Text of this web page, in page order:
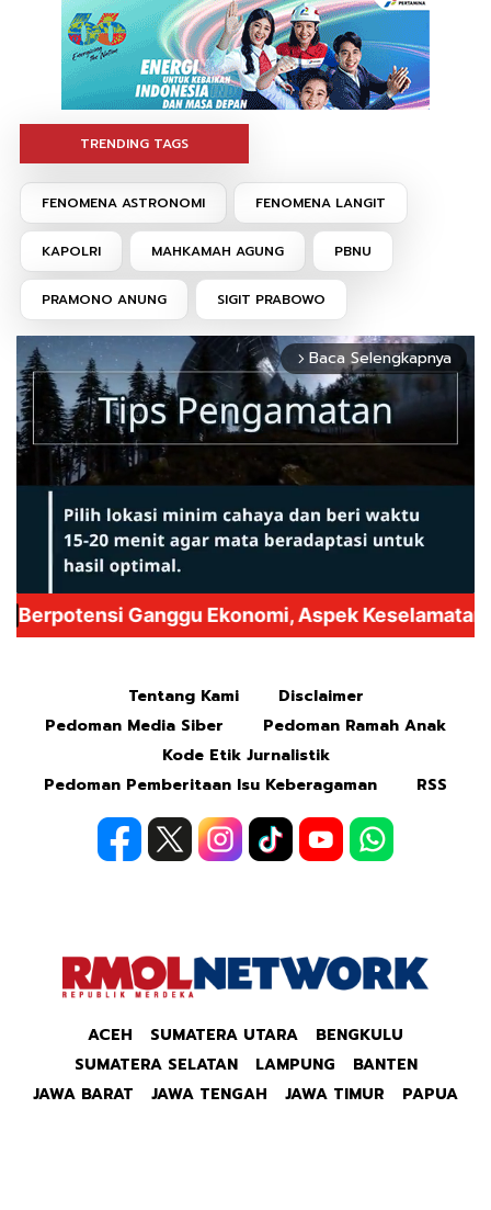
TRENDING TAGS
FENOMENA ASTRONOMI FENOMENA LANGIT
KAPOLRI MAHKAMAH AGUNG PBNU
PRAMONO ANUNG SIGIT PRABOWO
arrow_forward_ios Baca Selengkapnya
Tentang Kami
Disclaimer
Pedoman Media Siber
Pedoman Ramah Anak
Kode Etik Jurnalistik
Pedoman Pemberitaan Isu Keberagaman
RSS
ACEH SUMATERA UTARA
BENGKULU
SUMATERA SELATAN
LAMPUNG
BANTEN
JAWA BARAT
JAWA TENGAH JAWA TIMUR PAPUA